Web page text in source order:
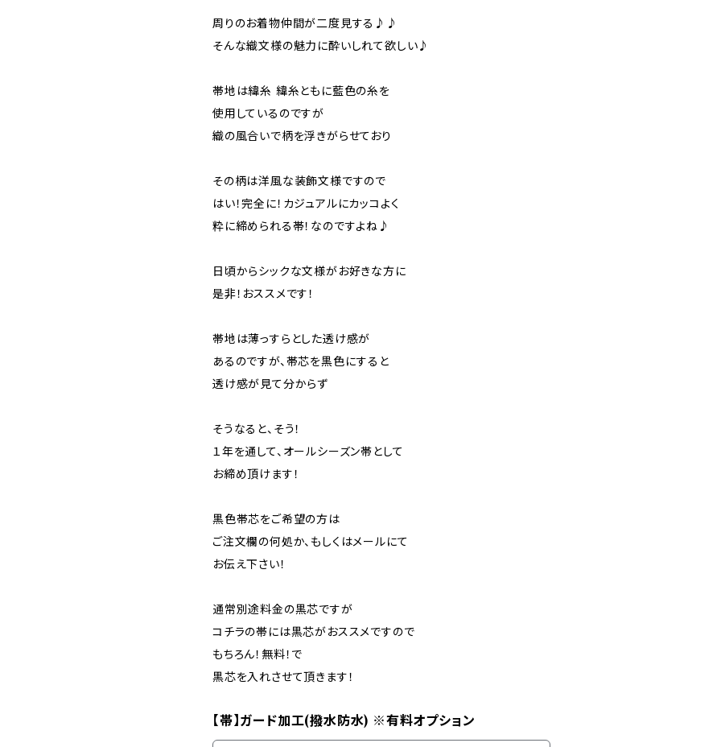
周りのお着物仲間が二度見する♪♪
そんな織文様の魅力に酔いしれて欲しい♪
帯地は緯糸 緯糸ともに藍色の糸を
使用しているのですが
織の風合いで柄を浮きがらせており
その柄は洋風な装飾文様ですので
はい！完全に！カジュアルにカッコよく
粋に締められる帯！なのですよね♪
日頃からシックな文様がお好きな方に
是非！おススメです！
帯地は薄っすらとした透け感が
あるのですが、帯芯を黒色にすると
透け感が見て分からず
そうなると、そう！
１年を通して、オールシーズン帯として
お締め頂けます！
黒色帯芯をご希望の方は
ご注文欄の何処か、もしくはメールにて
お伝え下さい！
通常別途料金の黒芯ですが
コチラの帯には黒芯がおススメですので
もちろん！無料！で
黒芯を入れさせて頂きます！
【帯】ガード加工(撥水防水) ※有料オプション